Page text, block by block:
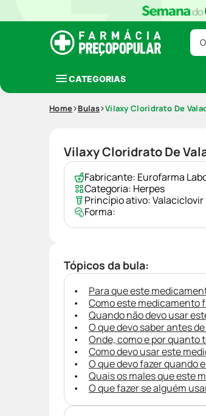
O
CATEGORIAS
Home Bulas Vilaxy Cloridrato De
Vilaxy Cloridrato De
Fabricante: Eurofarma
Categoria: Herpes
Princípio ativo:Valaciclovir
Forma:
Tópicos da bula:
Para que este
Como este medicamento
Quando não devo usar
O que devo saber antes
Onde, como e por quanto
Como devo usar este
O que devo fazer quando
Quais os males que este
O que fazer se alguém